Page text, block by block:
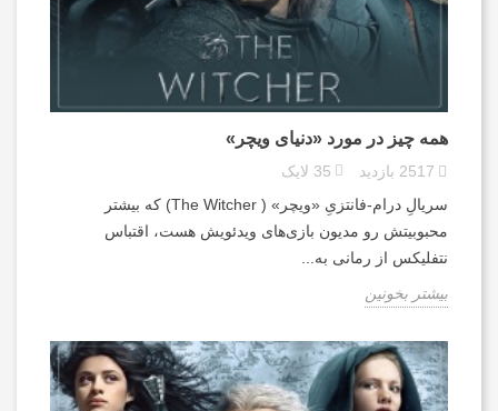
همه چیز در مورد «دنیای ویچر»
2517 بازدید 35 لایک
سریالِ درام-فانتزیِ «ویچر» ( The Witcher) که بیشتر
محبوبیتش رو مدیون بازی‌های ویدئویش هست، اقتباس
نتفلیکس از رمانی به...
بیشتر بخونین